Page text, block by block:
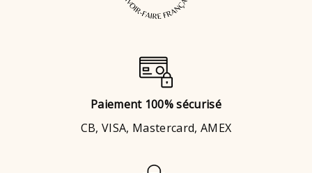
Paiement 100% sécurisé
CB, VISA, Mastercard, AMEX